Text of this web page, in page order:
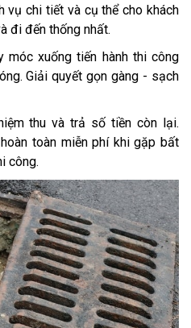
vụ chi tiết và cụ thể cho khách
đi đến thống nhất.
xuống tiến hành thi công
Giải quyết gọn gàng - sạch
thu và trả số tiền còn lại.
toàn miễn phí khi gặp bất
công.